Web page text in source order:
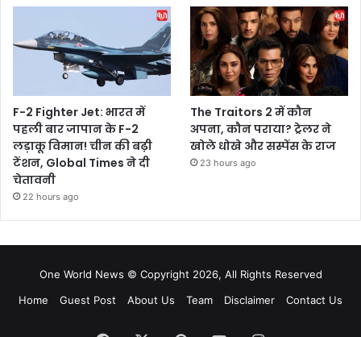
F-2 Fighter Jet: भारत में
पहली बार जापान के F-2
लड़ाकू विमान! चीन की बढ़ी
टेंशन, Global Times ने दी
चेतावनी
22 hours ago
The Traitors 2 में कौन
अपना, कौन पराया? ट्रेलर ने
खोले धोखे और सस्पेंस के राज
23 hours ago
One World News © Copyright 2026, All Rights Reserved
Home
Guest Post About Us Team Disclaimer Contact Us